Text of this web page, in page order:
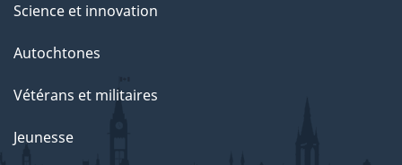
Science et innovation
Autochtones
Vétérans et militaires
Jeunesse